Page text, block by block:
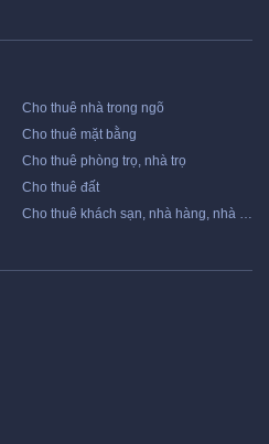
Cho thuê nhà trong ngõ
Cho thuê mặt bằng
Cho thuê phòng trọ, nhà trọ
Cho thuê đất